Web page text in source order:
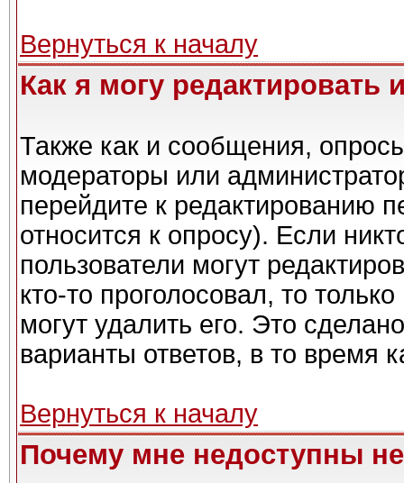
Вернуться к началу
Как я могу редактировать
Также как и сообщения,
модераторы или
перейдите к редактированию
относится к опросу). Если
пользователи могут
кто-то проголосовал, то
могут удалить его. Это
варианты ответов, в то время
Вернуться к началу
Почему мне недоступны